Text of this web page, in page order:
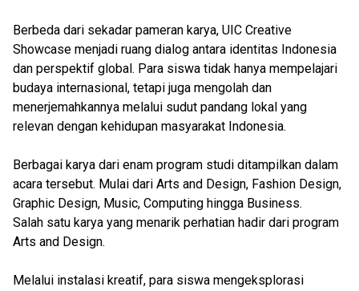
Berbeda dari sekadar pameran karya, UIC Creative
Showcase menjadi ruang dialog antara identitas Indonesia
dan perspektif global. Para siswa tidak hanya mempelajari
budaya internasional, tetapi juga mengolah dan
menerjemahkannya melalui sudut pandang lokal yang
relevan dengan kehidupan masyarakat Indonesia.
Berbagai karya dari enam program studi ditampilkan dalam
acara tersebut. Mulai dari Arts and Design, Fashion Design,
Graphic Design, Music, Computing hingga Business.
Salah satu karya yang menarik perhatian hadir dari program
Arts and Design.
Melalui instalasi kreatif, para siswa mengeksplorasi